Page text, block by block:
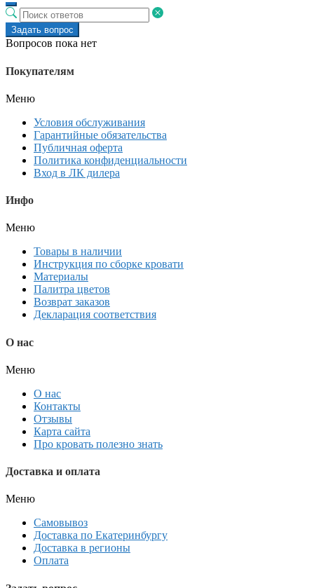
Задать вопрос
Вопросов пока нет
Покупателям
Меню
Условия обслуживания
Гарантийные обязательства
Публичная оферта
Политика конфиденциальности
Вход в ЛК дилера
Инфо
Меню
Товары в наличии
Инструкция по сборке кровати
Материалы
Палитра цветов
Возврат заказов
Декларация соответствия
О нас
Меню
О нас
Контакты
Отзывы
Карта сайта
Про кровать полезно знать
Доставка и оплата
Меню
Самовывоз
Доставка по Екатеринбургу
Доставка в регионы
Оплата